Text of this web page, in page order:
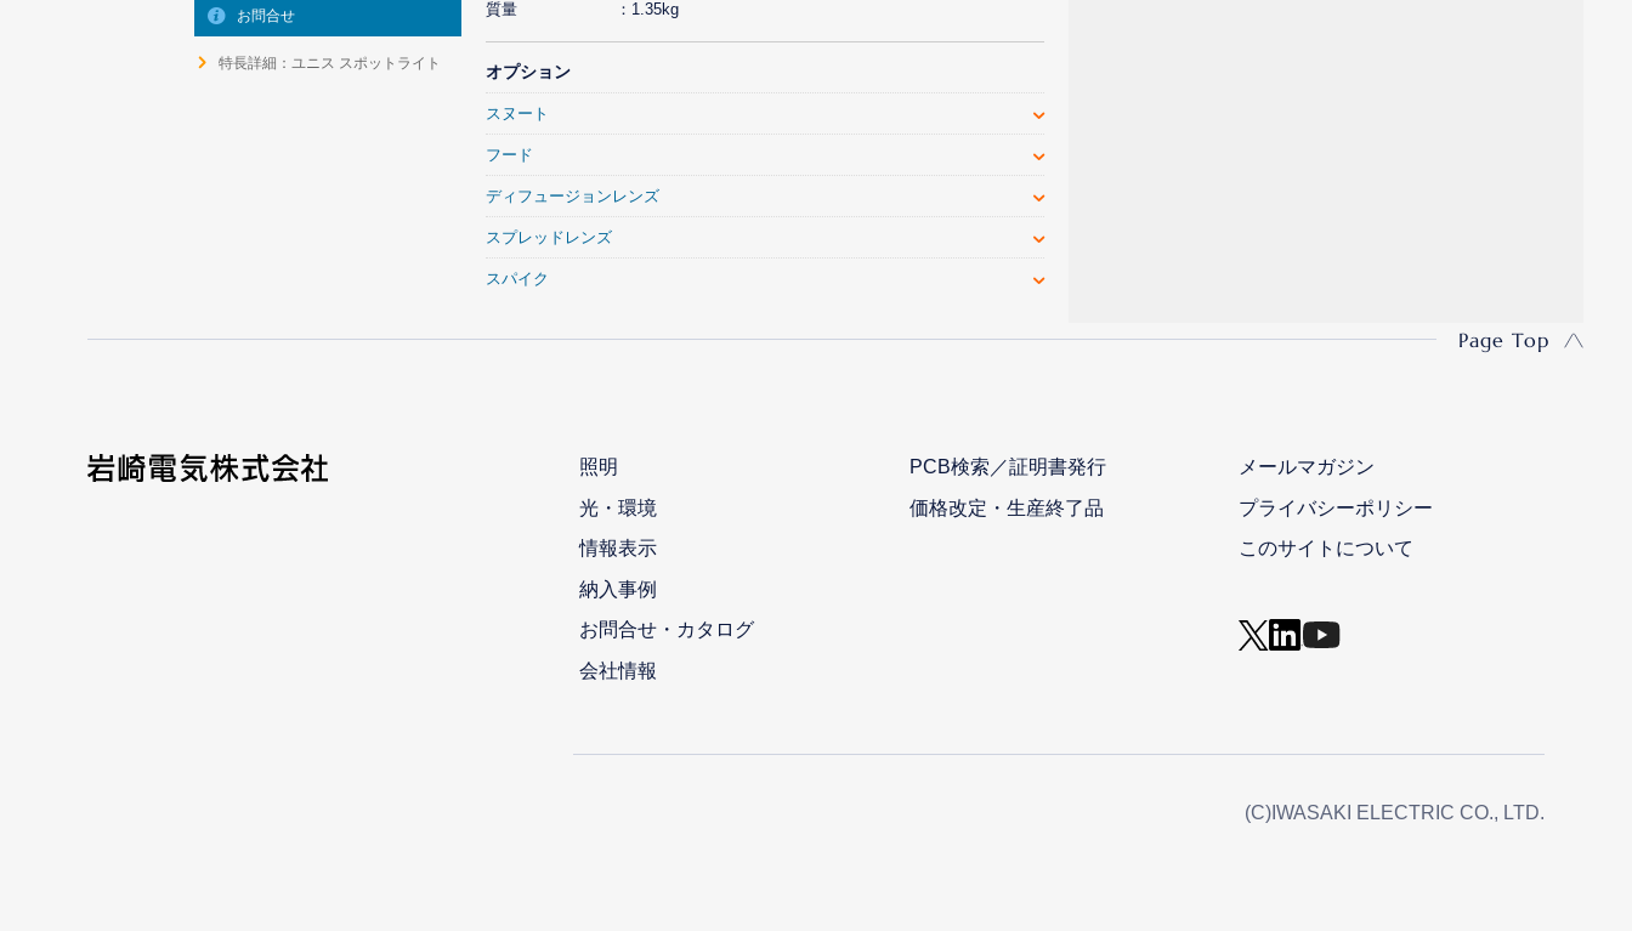
お問合せ
特長詳細：ユニス スポットライト
質量
1.35kg
オプション
スヌート
フード
ディフュージョンレンズ
スプレッドレンズ
スパイク
Page Top
照明
光・環境
情報表示
納入事例
お問合せ・カタログ
会社情報
PCB検索／証明書発行
価格改定・生産終了品
メールマガジン
プライバシーポリシー
このサイトについて
(C)IWASAKI ELECTRIC CO., LTD.